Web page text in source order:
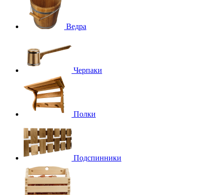
Ведра
Черпаки
Полки
Подспинники